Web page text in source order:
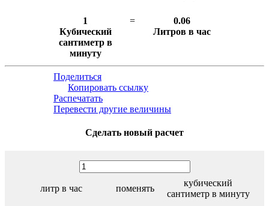
1
Кубический
сантиметр в
минуту
=
0.06
Литров в час
Поделиться
Копировать ссылку
Распечатать
Перевести другие величины
Сделать новый расчет
литр в час поменять
кубический
сантиметр в минуту